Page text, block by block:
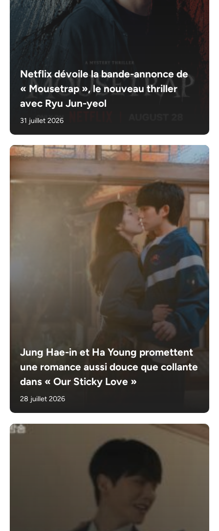
Netflix dévoile la bande-annonce de
« Mousetrap », le nouveau thriller
avec Ryu Jun-yeol
31 juillet 2026
Jung Hae-in et Ha Young promettent
une romance aussi douce que collante
dans « Our Sticky Love »
28 juillet 2026